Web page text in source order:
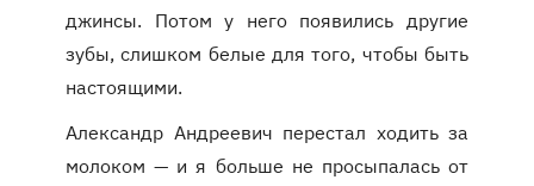
джинсы. Потом у него появились другие
зубы, слишком белые для того, чтобы быть
настоящими.
Александр Андреевич перестал ходить за
молоком — и я больше не просыпалась от